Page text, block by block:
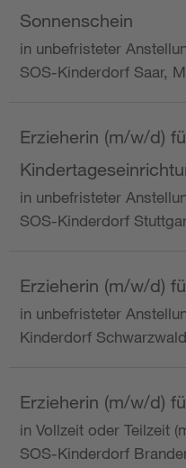
Sonnenschein
in unbefristeter
SOS-Kinderdorf Saar,
Erzieherin (m/w/d)
in unbefristeter
SOS-Kinderdorf
Erzieherin (m/w/d)
in unbefristeter
Kinderdorf
Erzieherin (m/w/d)
in Vollzeit oder Teilzeit
SOS-Kinderdorf